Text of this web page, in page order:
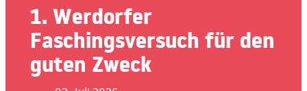
1. Werdorfer
Faschingsversuch für den
guten Zweck